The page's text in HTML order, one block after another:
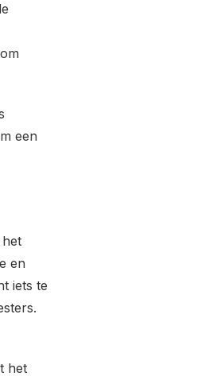
een
en
iets te
het